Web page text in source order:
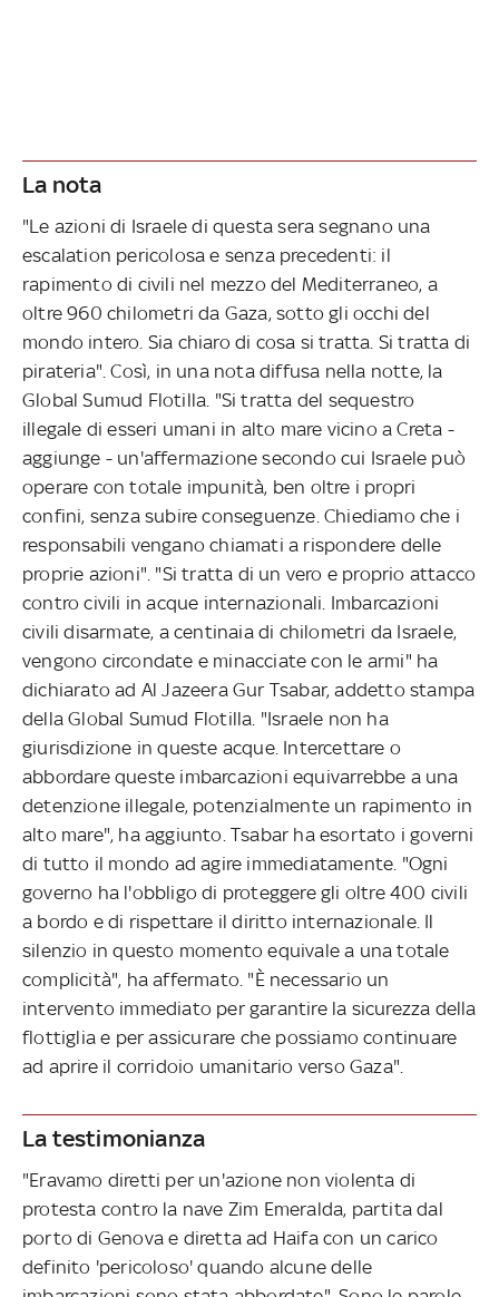
La nota
"Le azioni di Israele di questa sera segnano una
escalation pericolosa e senza precedenti: il
rapimento di civili nel mezzo del Mediterraneo, a
oltre 960 chilometri da Gaza, sotto gli occhi del
mondo intero. Sia chiaro di cosa si tratta. Si tratta di
pirateria". Così, in una nota diffusa nella notte, la
Global Sumud Flotilla. "Si tratta del sequestro
illegale di esseri umani in alto mare vicino a Creta -
aggiunge - un'affermazione secondo cui Israele può
operare con totale impunità, ben oltre i propri
confini, senza subire conseguenze. Chiediamo che i
responsabili vengano chiamati a rispondere delle
proprie azioni". "Si tratta di un vero e proprio attacco
contro civili in acque internazionali. Imbarcazioni
civili disarmate, a centinaia di chilometri da Israele,
vengono circondate e minacciate con le armi" ha
dichiarato ad Al Jazeera Gur Tsabar, addetto stampa
della Global Sumud Flotilla. "Israele non ha
giurisdizione in queste acque. Intercettare o
abbordare queste imbarcazioni equivarrebbe a una
detenzione illegale, potenzialmente un rapimento in
alto mare", ha aggiunto. Tsabar ha esortato i governi
di tutto il mondo ad agire immediatamente. "Ogni
governo ha l'obbligo di proteggere gli oltre 400 civili
a bordo e di rispettare il diritto internazionale. Il
silenzio in questo momento equivale a una totale
complicità", ha affermato. "È necessario un
intervento immediato per garantire la sicurezza della
flottiglia e per assicurare che possiamo continuare
ad aprire il corridoio umanitario verso Gaza".
La testimonianza
"Eravamo diretti per un'azione non violenta di
protesta contro la nave Zim Emeralda, partita dal
porto di Genova e diretta ad Haifa con un carico
definito 'pericoloso' quando alcune delle